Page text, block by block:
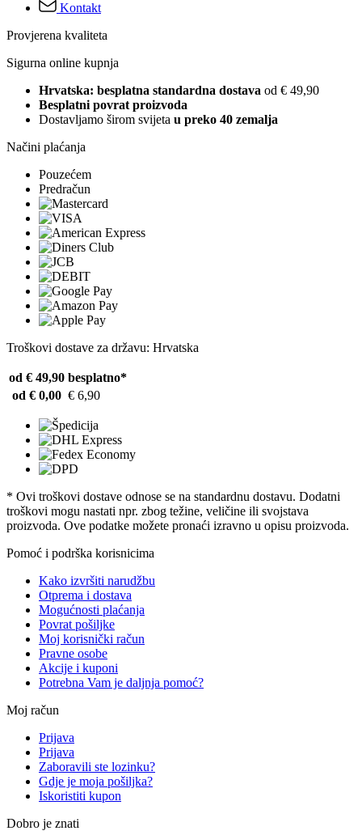
Kontakt
Provjerena kvaliteta
Sigurna online kupnja
Hrvatska: besplatna standardna dostava od € 49,90
Besplatni povrat proizvoda
Dostavljamo širom svijeta u preko 40 zemalja
Načini plaćanja
Pouzećem
Predračun
Troškovi dostave za državu: Hrvatska
od € 49,90 besplatno*
od € 0,00 € 6,90
* Ovi troškovi dostave odnose se na standardnu ​​dostavu. Dodatni
troškovi mogu nastati npr. zbog težine, veličine ili svojstava
proizvoda. Ove podatke možete pronaći izravno u opisu proizvoda.
Pomoć i podrška korisnicima
Kako izvršiti narudžbu
Otprema i dostava
Mogućnosti plaćanja
Povrat pošiljke
Moj korisnički račun
Pravne osobe
Akcije i kuponi
Potrebna Vam je daljnja pomoć?
Moj račun
Prijava
Prijava
Zaboravili ste lozinku?
Gdje je moja pošiljka?
Iskoristiti kupon
Dobro je znati